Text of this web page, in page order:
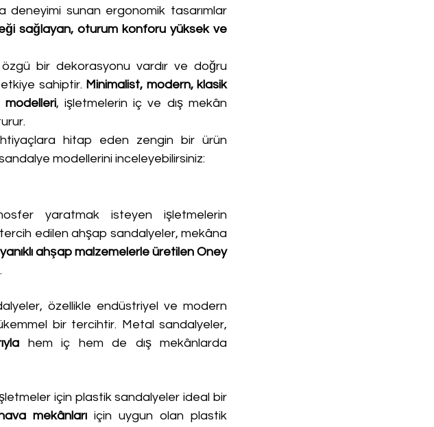
deneyimi sunan ergonomik tasarımlar
sağlayan, oturum konforu yüksek ve
bir dekorasyonu vardır ve doğru
sahiptir. Minimalist, modern, klasik
, işletmelerin iç ve dış mekân
hitap eden zengin bir ürün
modellerini inceleyebilirsiniz:
yaratmak isteyen işletmelerin
edilen ahşap sandalyeler, mekâna
ahşap malzemelerle üretilen Oney
özellikle endüstriyel ve modern
hem iç hem de dış mekânlarda
için plastik sandalyeler ideal bir
mekânları için uygun olan plastik